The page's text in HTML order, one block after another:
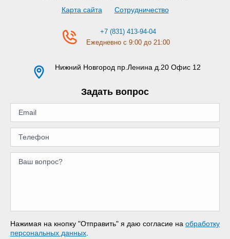
Карта сайта
Сотрудничество
+7 (831) 413-94-04
Ежедневно с 9:00 до 21:00
Нижний Новгород пр.Ленина д.20 Офис 12
Задать вопрос
Нажимая на кнопку "Отправить" я даю согласие на обработку
персональных данных